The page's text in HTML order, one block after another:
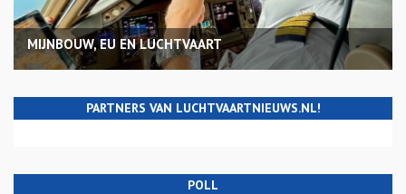
MIJNBOUW, EU EN LUCHTVAART
PARTNERS VAN LUCHTVAARTNIEUWS.NL!
POLL